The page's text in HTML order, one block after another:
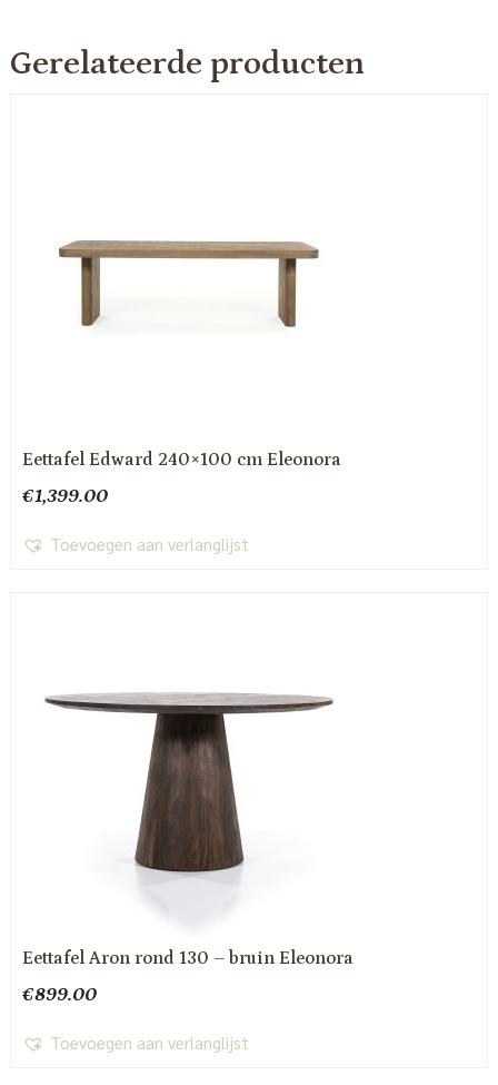
Gerelateerde producten
Eettafel Edward 240×100 cm Eleonora
€1,399.00
Toevoegen aan verlanglijst
Eettafel Aron rond 130 – bruin Eleonora
€899.00
Toevoegen aan verlanglijst